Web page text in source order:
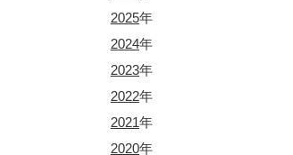
2025年
2024年
2023年
2022年
2021年
2020年